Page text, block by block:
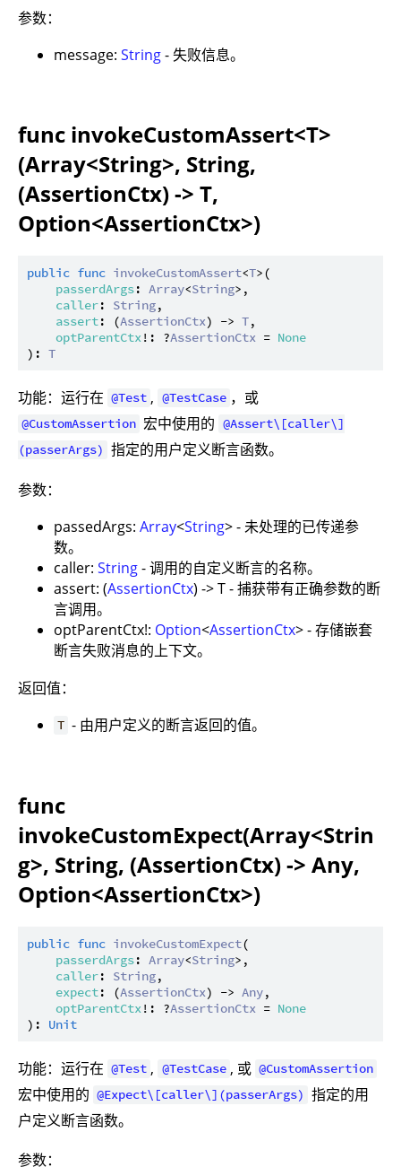
参数：
message: String- 失败信息。
func invokeCustomAssert<T>
(Array<String>, String,
(AssertionCtx) -> T,
Option<AssertionCtx>)
public func invokeCustomAssert<T>(
passerdArgs: Array<String>,
caller: String,
assert: (AssertionCtx) -> T,
optParentCtx !: ?AssertionCtx = None
): T
功能：运行在 @Test , @TestCase ，或
@CustomAssertion 宏中使用的 @Assert\[caller\]
(passerArgs) 指定的用户定义断言函数。
参数：
passedArgs: Array<String> - 未处理的已传递参
数。
caller: String- 调用的自定义断言的名称。
assert: (AssertionCtx) -> T - 捕获带有正确参数的断
言调用。
optParentCtx!: Option<AssertionCtx> - 存储嵌套
断言失败消息的上下文。
返回值：
T - 由用户定义的断言返回的值。
func
invokeCustomExpect(Array<Strin
g>, String, (AssertionCtx) -> Any,
Option<AssertionCtx>)
public func invokeCustomExpect(
passerdArgs: Array<String>,
caller: String,
expect: (AssertionCtx) -> Any,
optParentCtx !: ?AssertionCtx = None
): Unit
功能：运行在 @Test , @TestCase , 或 @CustomAssertion
宏中使用的 @Expect\[caller\](passerArgs) 指定的用
户定义断言函数。
参数：